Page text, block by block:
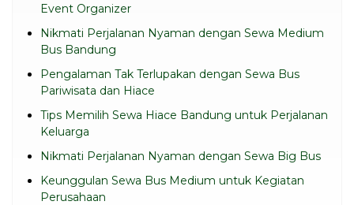
Event Organizer
Nikmati Perjalanan Nyaman dengan Sewa Medium
Bus Bandung
Pengalaman Tak Terlupakan dengan Sewa Bus
Pariwisata dan Hiace
Tips Memilih Sewa Hiace Bandung untuk Perjalanan
Keluarga
Nikmati Perjalanan Nyaman dengan Sewa Big Bus
Keunggulan Sewa Bus Medium untuk Kegiatan
Perusahaan